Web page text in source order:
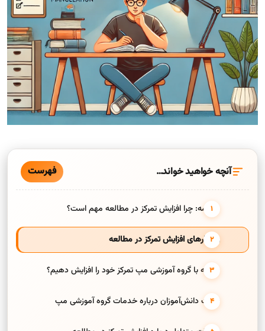
آنچه خواهید خواند… فهرست
مقدمه: چرا افزایش تمرکز در مطالعه مهم است؟
راهکارهای افزایش تمرکز در مطالعه
چگونه با گروه آموزشی مپ تمرکز خود را افزایش دهیم؟
نظرات دانش‌آموزان درباره خدمات گروه آموزشی مپ